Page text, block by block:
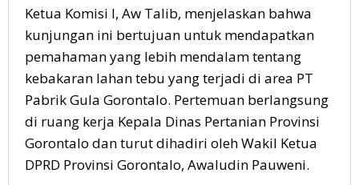
Ketua Komisi I, Aw Talib, menjelaskan bahwa
kunjungan ini bertujuan untuk mendapatkan
pemahaman yang lebih mendalam tentang
kebakaran lahan tebu yang terjadi di area PT
Pabrik Gula Gorontalo. Pertemuan berlangsung
di ruang kerja Kepala Dinas Pertanian Provinsi
Gorontalo dan turut dihadiri oleh Wakil Ketua
DPRD Provinsi Gorontalo, Awaludin Pauweni.